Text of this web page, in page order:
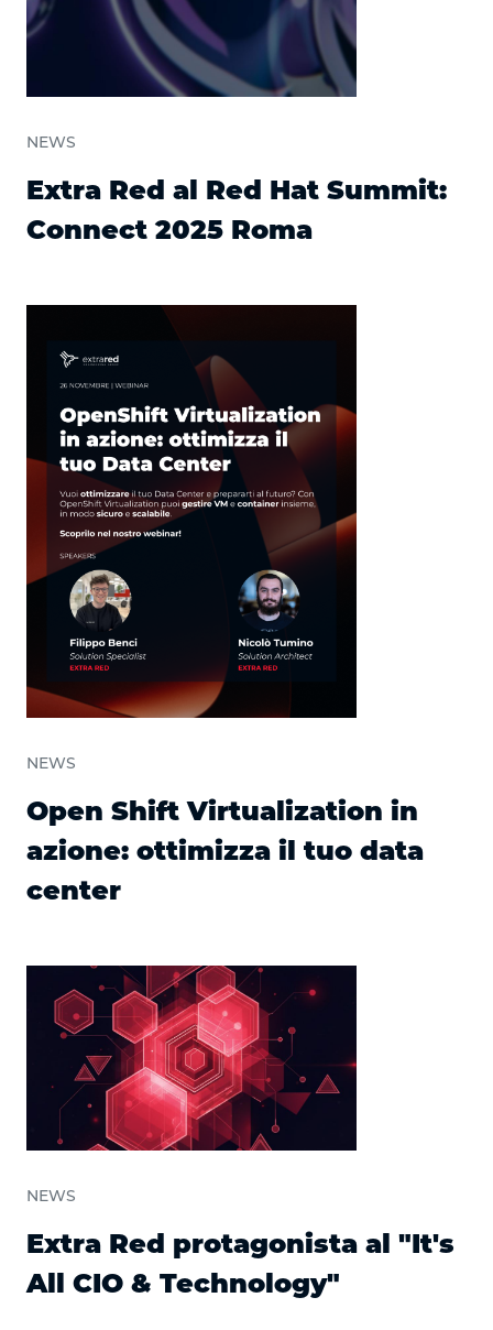
NEWS
Extra Red al Red Hat Summit:
Connect 2025 Roma
NEWS
Open Shift Virtualization in
azione: ottimizza il tuo data
center
NEWS
Extra Red protagonista al "It's
All CIO & Technology"